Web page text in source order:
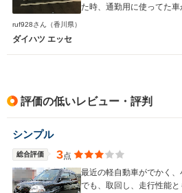
た時、通勤用に使ってた
ruf928さん （香川県）
ダイハツ エッセ
評価の低いレビュー・評判
シンプル
総合評価 3点
最近の軽自動車がでかく
でも、取回し、走行性能